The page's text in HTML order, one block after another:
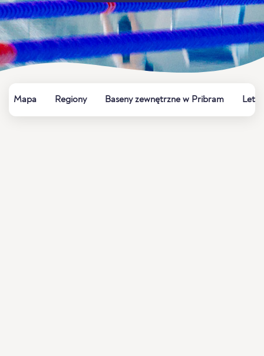
Mapa Regiony Baseny zewnętrzne w Pribram